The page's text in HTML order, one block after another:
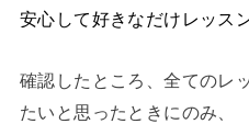
安心して好きなだけレッス
確認したところ、全てのレ
たいと思ったときにのみ、